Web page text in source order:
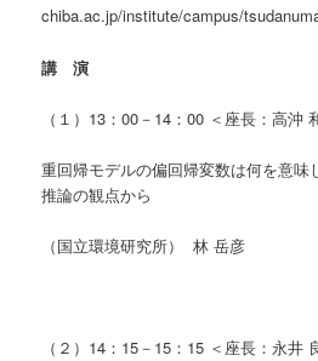
chiba.ac.jp/institute/campus/
講 演
（１）13：00－14：00 ＜座長：高沖
重回帰モデルの偏回帰変数は何を意味
推論の観点から
（国立環境研究所） 林 岳彦
（２）14：15－15：15 ＜座長：永井